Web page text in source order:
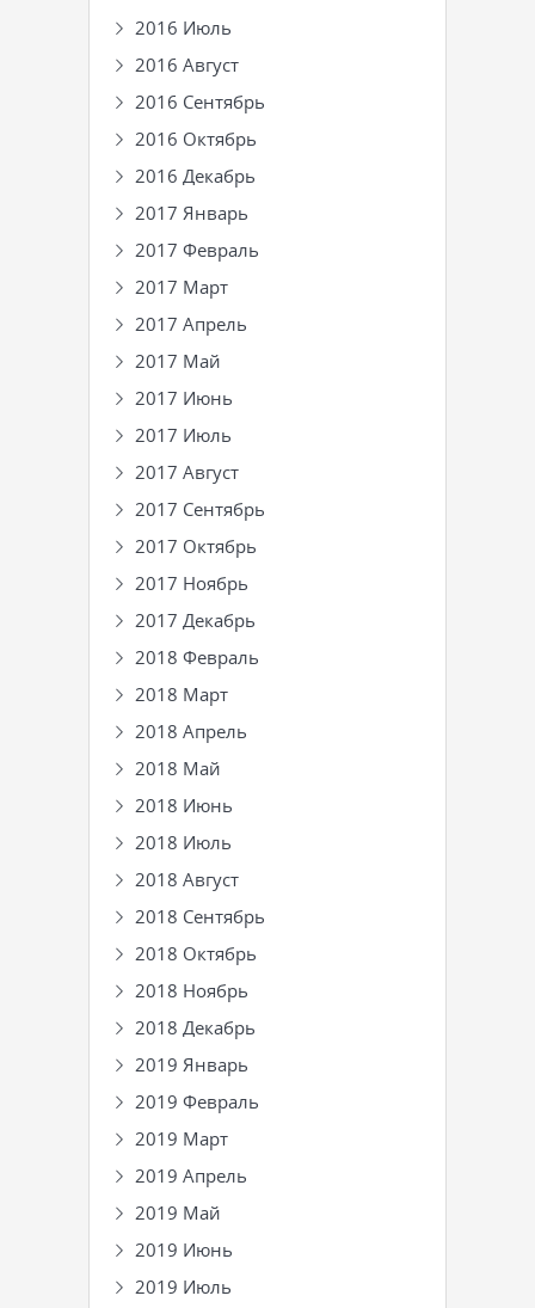
2016 Июль
2016 Август
2016 Сентябрь
2016 Октябрь
2016 Декабрь
2017 Январь
2017 Февраль
2017 Март
2017 Апрель
2017 Май
2017 Июнь
2017 Июль
2017 Август
2017 Сентябрь
2017 Октябрь
2017 Ноябрь
2017 Декабрь
2018 Февраль
2018 Март
2018 Апрель
2018 Май
2018 Июнь
2018 Июль
2018 Август
2018 Сентябрь
2018 Октябрь
2018 Ноябрь
2018 Декабрь
2019 Январь
2019 Февраль
2019 Март
2019 Апрель
2019 Май
2019 Июнь
2019 Июль